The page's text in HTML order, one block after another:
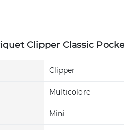
Clipper Classic
Clipper
Multicolore
Mini